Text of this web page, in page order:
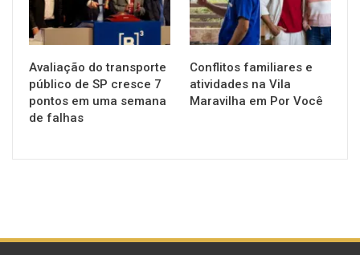
Avaliação do transporte
público de SP cresce 7
pontos em uma semana
de falhas
Conflitos familiares e
atividades na Vila
Maravilha em Por Você